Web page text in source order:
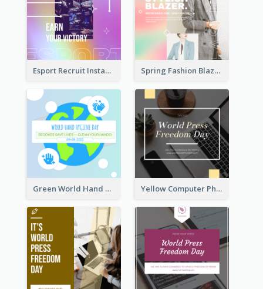
Esport Recruit Instagram Post Spring Fashion Blazer Instagram Post
Green World Hand Hygiene Day Instagram Post Yellow Computer Photo World Press Freedom Day Instagram Post